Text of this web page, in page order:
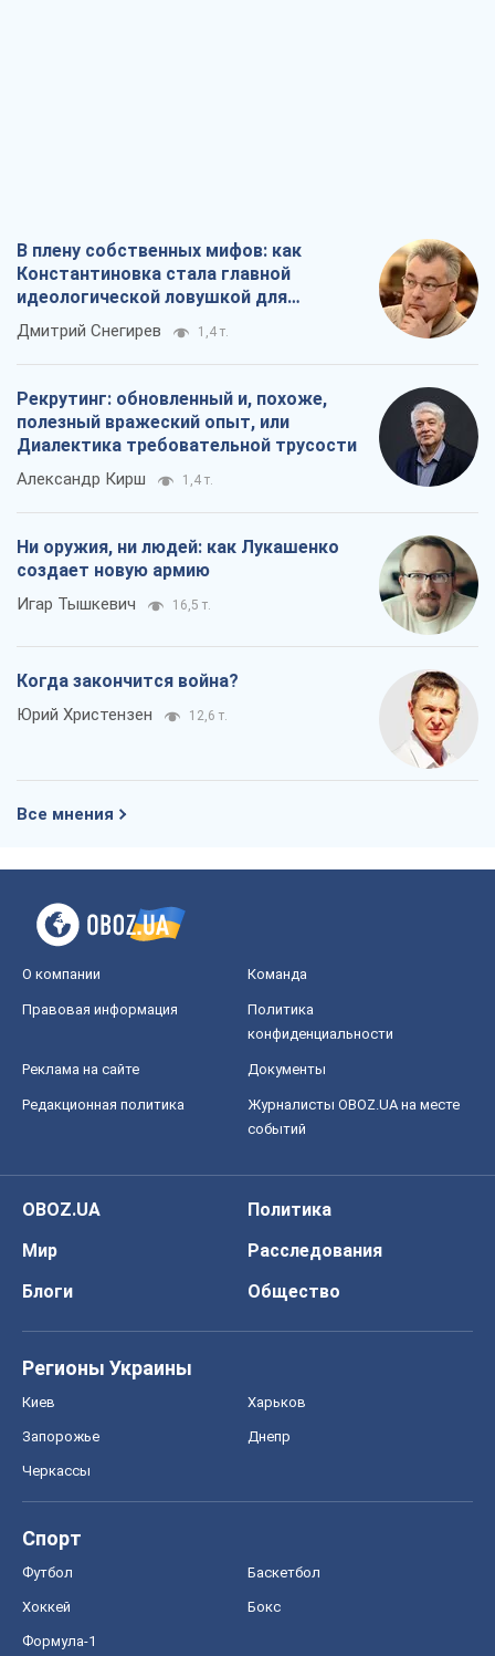
В плену собственных мифов: как
Константиновка стала главной
идеологической ловушкой для
российских оккупантов
Дмитрий Снегирев 1,4 т.
Рекрутинг: обновленный и, похоже,
полезный вражеский опыт, или
Диалектика требовательной трусости
Александр Кирш 1,4 т.
Ни оружия, ни людей: как Лукашенко
создает новую армию
Игар Тышкевич 16,5 т.
Когда закончится война?
Юрий Христензен 12,6 т.
Все мнения
О компании Команда
Правовая информация
Политика
конфиденциальности
Реклама на сайте Документы
Редакционная политика
Журналисты OBOZ.UA на месте
событий
OBOZ.UA
Политика
Мир
Расследования
Блоги
Общество
Регионы Украины
Киев Харьков
Запорожье Днепр
Черкассы
Спорт
Футбол Баскетбол
Хоккей Бокс
Формула-1